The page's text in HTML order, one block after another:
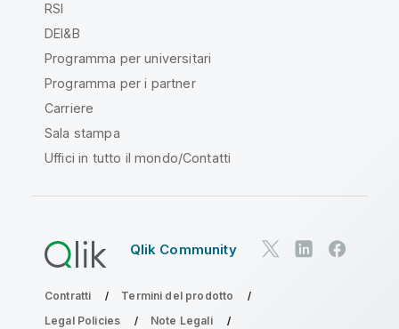
RSI
DEI&B
Programma per universitari
Programma per i partner
Carriere
Sala stampa
Uffici in tutto il mondo/Contatti
Qlik Community
Contratti
Termini del prodotto
Legal Policies
Note Legali